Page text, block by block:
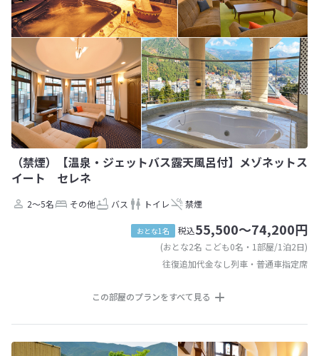
（禁煙）【温泉・ジェットバス露天風呂付】メゾネットス
イート セレネ
2～5名 その他 バス トイレ 禁煙
おとな1名 税込55,500～74,200円
(おとな2名 こども0名・1部屋/1泊2日)
往復追加代金なし列車・普通車指定席
この部屋のプランをすべて見る